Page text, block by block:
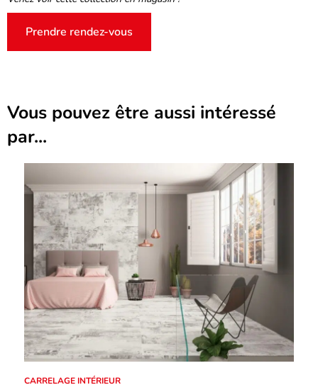
Prendre rendez-vous
Vous pouvez être aussi intéressé
par...
CARRELAGE INTÉRIEUR